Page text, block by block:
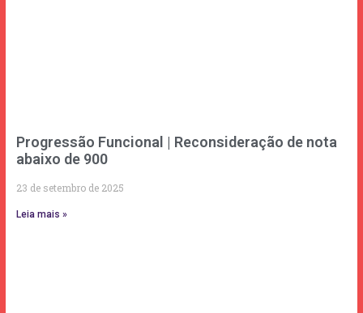
Progressão Funcional | Reconsideração de nota
abaixo de 900
23 de setembro de 2025
Leia mais »